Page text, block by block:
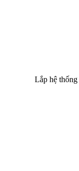
Lắp hệ thống